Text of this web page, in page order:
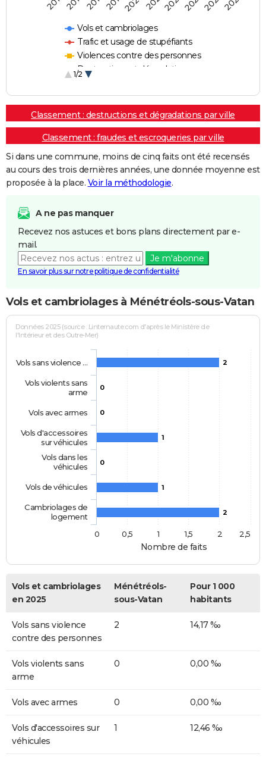
Vols et cambriolages
Trafic et usage de stupéfiants
Violences contre des personnes
Destructions et dégradations
1/2
Classement : destructions et dégradations par ville
Classement : fraudes et escroqueries par ville
Si dans une commune, moins de cinq faits ont été recensés
au cours des trois dernières années, une donnée moyenne est
proposée à la place. Voir la méthodologie.
A ne pas manquer
Recevez nos astuces et bons plans directement par e-
mail.
Je m'abonne
En savoir plus sur notre politique de confidentialité
Vols et cambriolages à Ménétréols-sous-Vatan
Nombre de faits
Données 2025 (source : Linternaute.com d'après le Ministère de
l'Intérieur et des Outre-Mer)
2
0
0
1
0
1
2
Vols sans violence …
Vols violents sans
arme
Vols avec armes
Vols d'accessoires
sur véhicules
Vols dans les
véhicules
Vols de véhicules
Cambriolages de
logement
0
0,5 1 1,5 2 2,5
Vols et cambriolages
en 2025
Ménétréols-
sous-Vatan
Pour 1 000
habitants
Vols sans violence
contre des personnes
2 14,17 ‰
Vols violents sans
arme
0 0,00 ‰
Vols avec armes 0 0,00 ‰
Vols d'accessoires sur
véhicules
1 12,46 ‰